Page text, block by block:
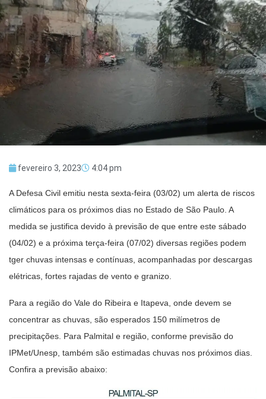
fevereiro 3, 2023 4:04 pm
A Defesa Civil emitiu nesta sexta-feira (03/02) um alerta de riscos
climáticos para os próximos dias no Estado de São Paulo. A
medida se justifica devido à previsão de que entre este sábado
(04/02) e a próxima terça-feira (07/02) diversas regiões podem
tger chuvas intensas e contínuas, acompanhadas por descargas
elétricas, fortes rajadas de vento e granizo.
Para a região do Vale do Ribeira e Itapeva, onde devem se
concentrar as chuvas, são esperados 150 milímetros de
precipitações. Para Palmital e região, conforme previsão do
IPMet/Unesp, também são estimadas chuvas nos próximos dias.
Confira a previsão abaixo: